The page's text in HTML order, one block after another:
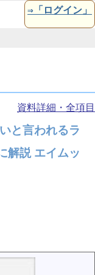
⇒「ログイン」
資料詳細・全項目
と言われるラ
解説 エイムッ